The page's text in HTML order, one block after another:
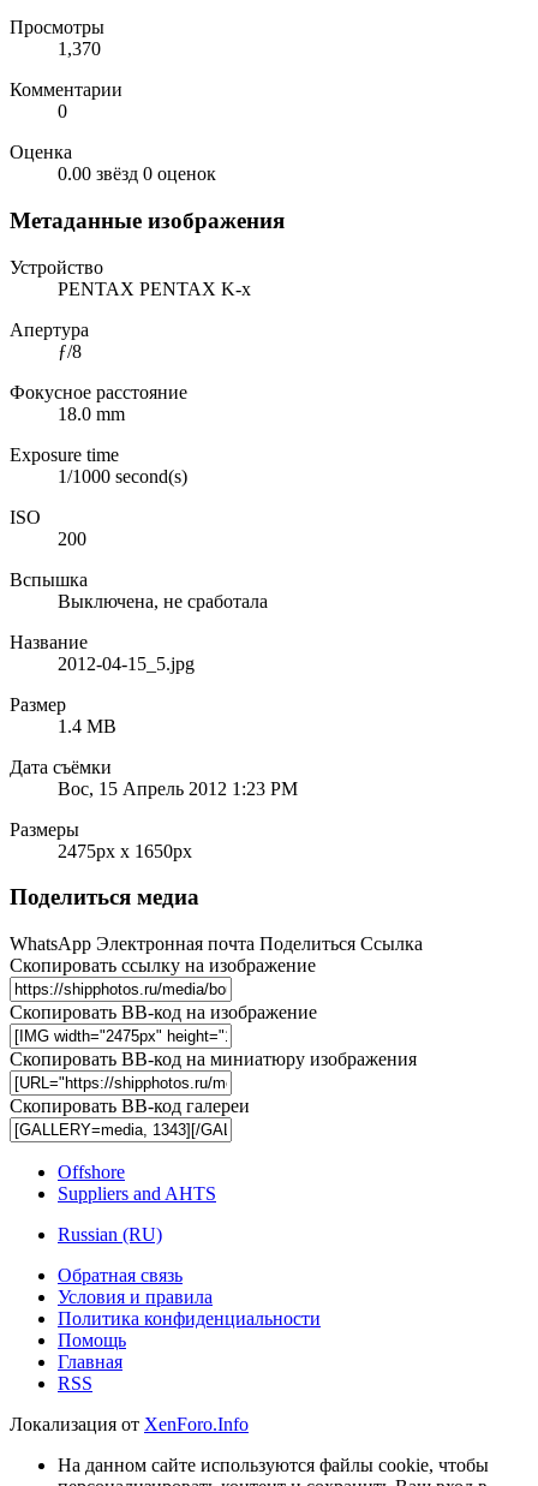
Просмотры
1,370
Комментарии
0
Оценка
0.00 звёзд 0 оценок
Метаданные изображения
Устройство
PENTAX PENTAX K-x
Апертура
ƒ/8
Фокусное расстояние
18.0 mm
Exposure time
1/1000 second(s)
ISO
200
Вспышка
Выключена, не сработала
Название
2012-04-15_5.jpg
Размер
1.4 MB
Дата съёмки
Вос, 15 Апрель 2012 1:23 PM
Размеры
2475px x 1650px
Поделиться медиа
WhatsApp Электронная почта Поделиться Ссылка
Скопировать ссылку на изображение
Скопировать BB-код на изображение
Скопировать BB-код на миниатюру изображения
Скопировать BB-код галереи
Offshore
Suppliers and AHTS
Russian (RU)
Обратная связь
Условия и правила
Политика конфиденциальности
Помощь
Главная
RSS
Локализация от XenForo.Info
На данном сайте используются файлы cookie, чтобы